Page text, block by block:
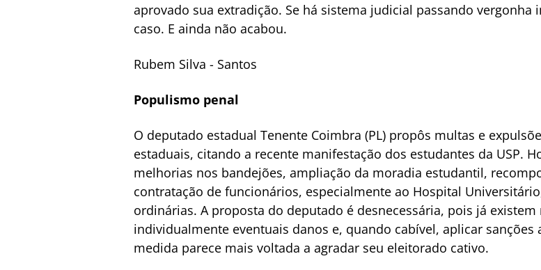
aprovado sua extradição. Se há sistema judicial passando vergonha
caso. E ainda não acabou.
Rubem Silva - Santos
Populismo penal
O deputado estadual Tenente Coimbra (PL) propôs multas e
estaduais, citando a recente manifestação dos estudantes da USP.
melhorias nos bandejões, ampliação da moradia estudantil,
contratação de funcionários, especialmente ao Hospital
ordinárias. A proposta do deputado é desnecessária, pois já
individualmente eventuais danos e, quando cabível, aplicar
medida parece mais voltada a agradar seu eleitorado cativo.